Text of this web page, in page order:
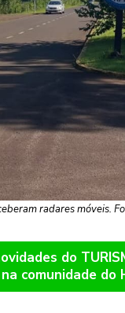
radares móveis.
do
comunidade do